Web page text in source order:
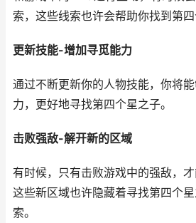
索，这些线索也许会帮助你找到第四
更新技能-增加寻觅能力
通过不断更新你的人物技能，你将
力，更好地寻找第四个星之子。
击败强敌-解开新的区域
有时候，只有击败游戏中的强敌，
这些新区域也许隐藏着寻找第四个
索。